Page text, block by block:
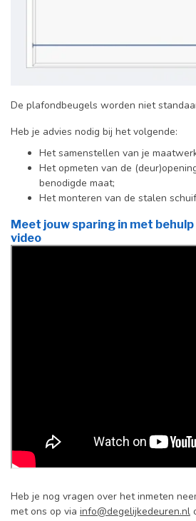
De plafondbeugels worden niet
Heb je advies nodig bij het volgende:
Het samenstellen van je
Het opmeten van de
benodigde maat;
Het monteren van de stalen
Meet jouw sparing in met
video
Heb je nog vragen over het inmeten
met ons op via info@degelijkedeuren.nl